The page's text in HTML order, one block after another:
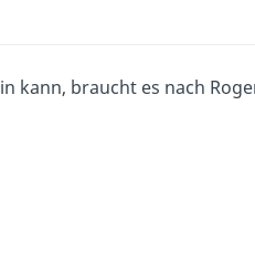
kann, braucht es nach